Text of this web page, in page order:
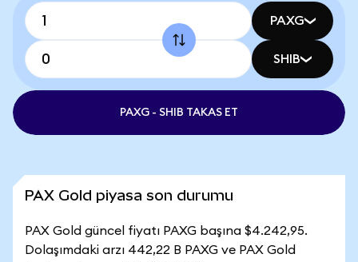
PAXG
SHIB
PAXG - SHIB TAKAS ET
PAX Gold piyasa son durumu
PAX Gold güncel fiyatı PAXG başına $4.242,95.
Dolaşımdaki arzı 442,22 B PAXG ve PAX Gold